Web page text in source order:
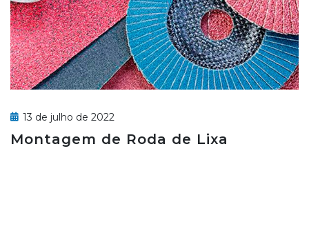
13 de julho de 2022
Montagem de Roda de Lixa